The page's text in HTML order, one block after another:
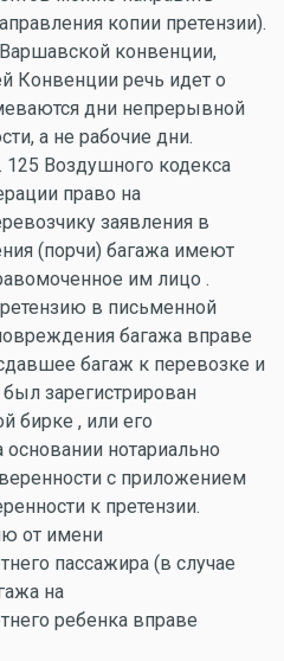
копии претензии).
Варшавской конвенции,
Конвенции речь идет о
дни непрерывной
а не рабочие дни.
125 Воздушного кодекса
право на
заявления в
(порчи) багажа имеют
им лицо .
в письменной
багажа вправе
багаж к перевозке и
зарегистрирован
бирке , или его
основании нотариально
с приложением
к претензии.
от имени
пассажира (в случае
на
ребенка вправе